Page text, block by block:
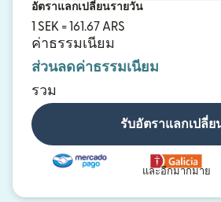
อัตราแลกเปลี่ยนรายวัน
1 SEK = 161.67 ARS
ค่าธรรมเนียม
ส่วนลดค่าธรรมเนียม
รวม
รับอัตราแลกเปลี่ย
และอีกมากมาย